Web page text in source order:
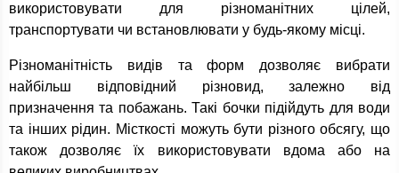
використовувати для різноманітних цілей,
транспортувати чи встановлювати у будь-якому місці.
Різноманітність видів та форм дозволяє вибрати
найбільш відповідний різновид, залежно від
призначення та побажань. Такі бочки підійдуть для води
та інших рідин. Місткості можуть бути різного обсягу, що
також дозволяє їх використовувати вдома або на